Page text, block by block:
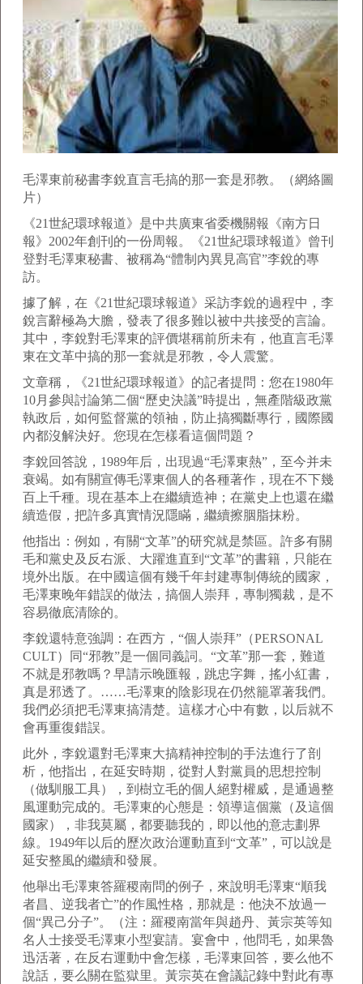
毛澤東前秘書李銳直言毛搞的那一套是邪教。（網絡圖
片）
《21世紀環球報道》是中共廣東省委機關報《南方日
報》2002年創刊的一份周報。《21世紀環球報道》曾刊
登對毛澤東秘書、被稱為“體制內異見高官”李銳的專
訪。
據了解，在《21世紀環球報道》采訪李銳的過程中，李
銳言辭極為大膽，發表了很多難以被中共接受的言論。
其中，李銳對毛澤東的評價堪稱前所未有，他直言毛澤
東在文革中搞的那一套就是邪教，令人震驚。
文章稱，《21世紀環球報道》的記者提問：您在1980年
10月參與討論第二個“歷史決議”時提出，無產階級政黨
執政后，如何監督黨的領袖，防止搞獨斷專行，國際國
內都沒解決好。您現在怎樣看這個問題？
李銳回答說，1989年后，出現過“毛澤東熱”，至今并未
衰竭。如有關宣傳毛澤東個人的各種著作，現在不下幾
百上千種。現在基本上在繼續造神；在黨史上也還在繼
續造假，把許多真實情況隱瞞，繼續擦胭脂抹粉。
他指出：例如，有關“文革”的研究就是禁區。許多有關
毛和黨史及反右派、大躍進直到“文革”的書籍，只能在
境外出版。在中國這個有幾千年封建專制傳統的國家，
毛澤東晚年錯誤的做法，搞個人崇拜，專制獨裁，是不
容易徹底清除的。
李銳還特意強調：在西方，“個人崇拜”（PERSONAL
CULT）同“邪教”是一個同義詞。“文革”那一套，難道
不就是邪教嗎？早請示晚匯報，跳忠字舞，搖小紅書，
真是邪透了。……毛澤東的陰影現在仍然籠罩著我們。
我們必須把毛澤東搞清楚。這樣才心中有數，以后就不
會再重復錯誤。
此外，李銳還對毛澤東大搞精神控制的手法進行了剖
析，他指出，在延安時期，從對人對黨員的思想控制
（做馴服工具），到樹立毛的個人絕對權威，是通過整
風運動完成的。毛澤東的心態是：領導這個黨（及這個
國家），非我莫屬，都要聽我的，即以他的意志劃界
線。1949年以后的歷次政治運動直到“文革”，可以說是
延安整風的繼續和發展。
他舉出毛澤東答羅稷南問的例子，來說明毛澤東“順我
者昌、逆我者亡”的作風性格，那就是：他決不放過一
個“異己分子”。（注：羅稷南當年與趙丹、黃宗英等知
名人士接受毛澤東小型宴請。宴會中，他問毛，如果魯
迅活著，在反右運動中會怎樣，毛澤東回答，要么他不
說話，要么關在監獄里。黃宗英在會議記錄中對此有專